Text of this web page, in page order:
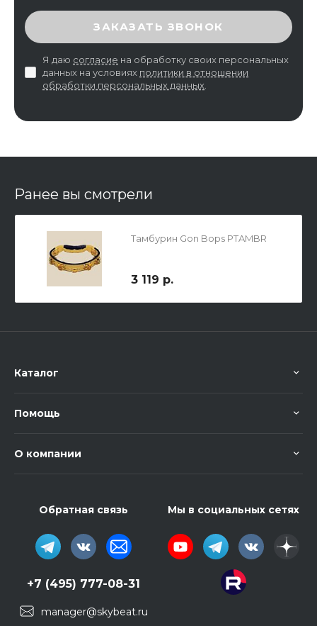
ВВЕДИТЕ ПРОВЕРОЧНЫЙ КОД
ЗАКАЗАТЬ ЗВОНОК
Я даю согласие на обработку своих персональных
данных на условиях политики в отношении
обработки персональных данных
Ранее вы смотрели
Тамбурин Gon Bops PTAMBR
3 119 р.
Каталог
Помощь
О компании
Обратная связь
+7 (495) 777-08-31
manager@skybeat.ru
Мы в социальных сетях